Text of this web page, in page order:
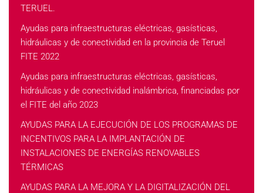
TERUEL.
Ayudas para infraestructuras eléctricas, gasísticas,
hidráulicas y de conectividad en la provincia de Teruel
FITE 2022
Ayudas para infraestructuras eléctricas, gasísticas,
hidráulicas y de conectividad inalámbrica, financiadas por
el FITE del año 2023
AYUDAS PARA LA EJECUCIÓN DE LOS PROGRAMAS DE
INCENTIVOS PARA LA IMPLANTACIÓN DE
INSTALACIONES DE ENERGÍAS RENOVABLES
TÉRMICAS
AYUDAS PARA LA MEJORA Y LA DIGITALIZACIÓN DEL